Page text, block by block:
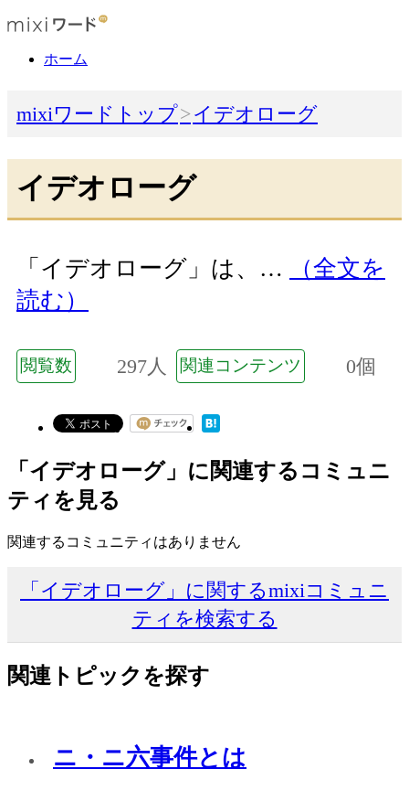
ホーム
mixiワードトップ イデオローグ
イデオローグ
「イデオローグ」は、…
（全文を
読む）
閲覧数 297人 関連コンテンツ 0個
「イデオローグ」に関連するコミュニ
ティを見る
関連するコミュニティはありません
「イデオローグ」に関するmixiコミュニ
ティを検索する
関連トピックを探す
ニ・ニ六事件とは